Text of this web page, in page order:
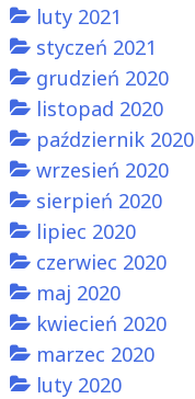
luty 2021
styczeń 2021
grudzień 2020
listopad 2020
październik 2020
wrzesień 2020
sierpień 2020
lipiec 2020
czerwiec 2020
maj 2020
kwiecień 2020
marzec 2020
luty 2020